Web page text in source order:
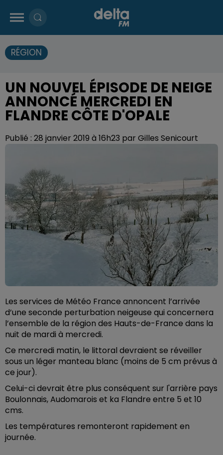
RÉGION
UN NOUVEL ÉPISODE DE NEIGE
ANNONCÉ MERCREDI EN
FLANDRE CÔTE D'OPALE
Publié : 28 janvier 2019 à 16h23 par Gilles Senicourt
Les services de Météo France annoncent l’arrivée
d’une seconde perturbation neigeuse qui concernera
l’ensemble de la région des Hauts-de-France dans la
nuit de mardi à mercredi.
Ce mercredi matin, le littoral devraient se réveiller
sous un léger manteau blanc (moins de 5 cm prévus à
ce jour).
Celui-ci devrait être plus conséquent sur l'arrière pays
Boulonnais, Audomarois et ka Flandre entre 5 et 10
cms.
Les températures remonteront rapidement en
journée.